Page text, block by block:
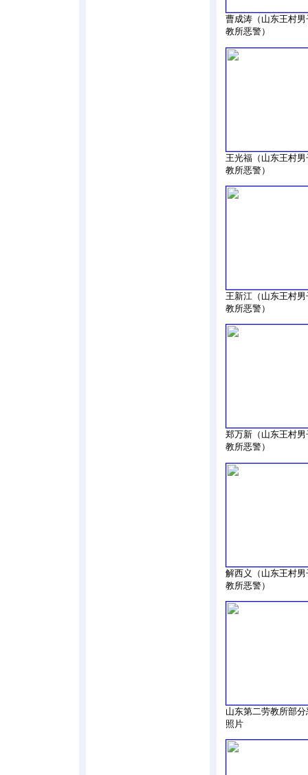
曹成涛（山东王村男
教所恶警）
王光福（山东王村男
教所恶警）
王新江（山东王村男
教所恶警）
郑万新（山东王村男
教所恶警）
解西义（山东王村男
教所恶警）
山东第二劳教所部分
照片